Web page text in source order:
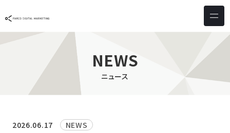
サービス & ソリューション
PICTONA
PDM XR
デジタルサイネージ
しふとん
店頭
NEWS
ニュース
2026.06.17 NEWS